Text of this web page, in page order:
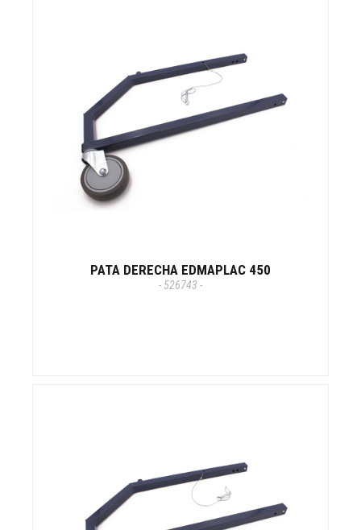
PATA DERECHA EDMAPLAC 450
- 526743 -